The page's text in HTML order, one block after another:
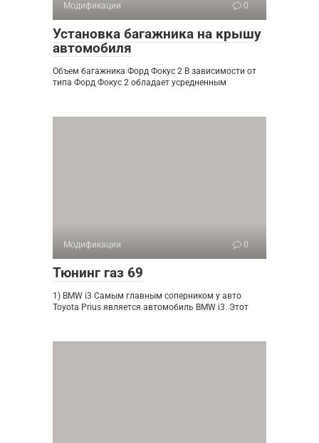
Модификации 0
Установка багажника на крышу
автомобиля
Объем багажника Форд Фокус 2 В зависимости от
типа Форд Фокус 2 обладает усредненным
Модификации 0
Тюнинг газ 69
1) BMW i3 Самым главным соперником у авто
Toyota Prius является автомобиль BMW i3. Этот